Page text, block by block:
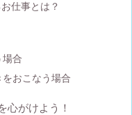
仕事とは？
場合
おこなう場合
心がけよう！